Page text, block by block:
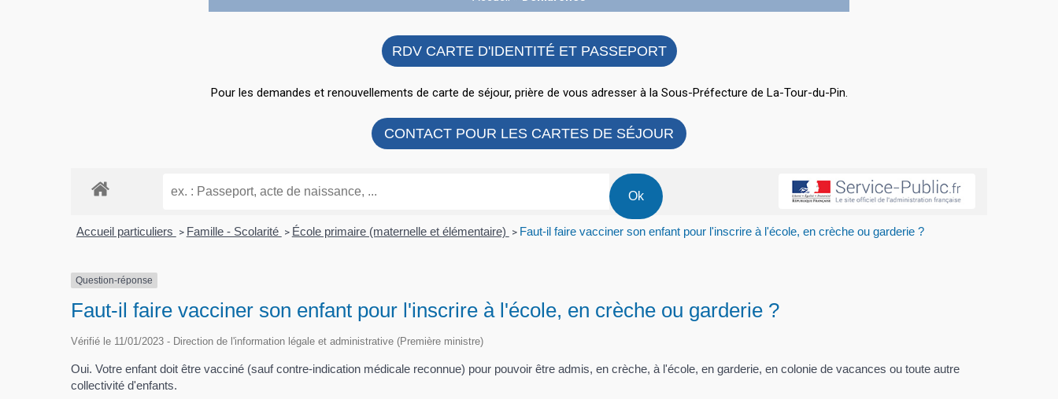
RDV CARTE D'IDENTITÉ ET PASSEPORT
Pour les demandes et renouvellements de carte de séjour, prière de vous adresser à la Sous-Préfecture de La-Tour-du-Pin.
CONTACT POUR LES CARTES DE SÉJOUR
Accueil particuliers > Famille - Scolarité > École primaire (maternelle et élémentaire) > Faut-il faire vacciner son enfant pour l'inscrire à l'école, en crèche ou garderie ?
Question-réponse
Faut-il faire vacciner son enfant pour l'inscrire à l'école, en crèche ou garderie ?
Vérifié le 11/01/2023 - Direction de l'information légale et administrative (Première ministre)
Oui. Votre enfant doit être vacciné (sauf contre-indication médicale reconnue) pour pouvoir être admis, en crèche, à l'école, en garderie, en colonie de vacances ou toute autre
collectivité d'enfants.